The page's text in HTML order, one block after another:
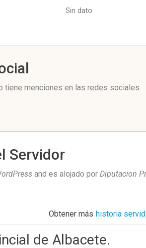
Sin dato
tiene menciones en las redes sociales.
Servidor
and es alojado por Diputacion
Obtener más historia
de Albacete.